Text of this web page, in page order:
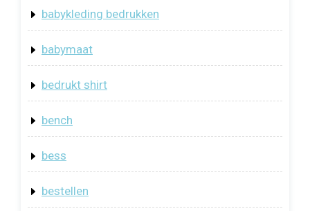
babykleding bedrukken
babymaat
bedrukt shirt
bench
bess
bestellen